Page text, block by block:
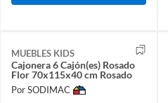
MUEBLES KIDS
Cajonera 6 Cajón(es) Rosado
Flor 70x115x40 cm Rosado
Por SODIMAC